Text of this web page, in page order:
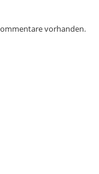
vorhanden.